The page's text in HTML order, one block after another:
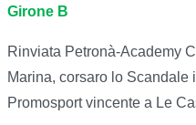
Girone B
Rinviata Petronà-Academy
Marina, corsaro lo Scandale
Promosport vincente a Le